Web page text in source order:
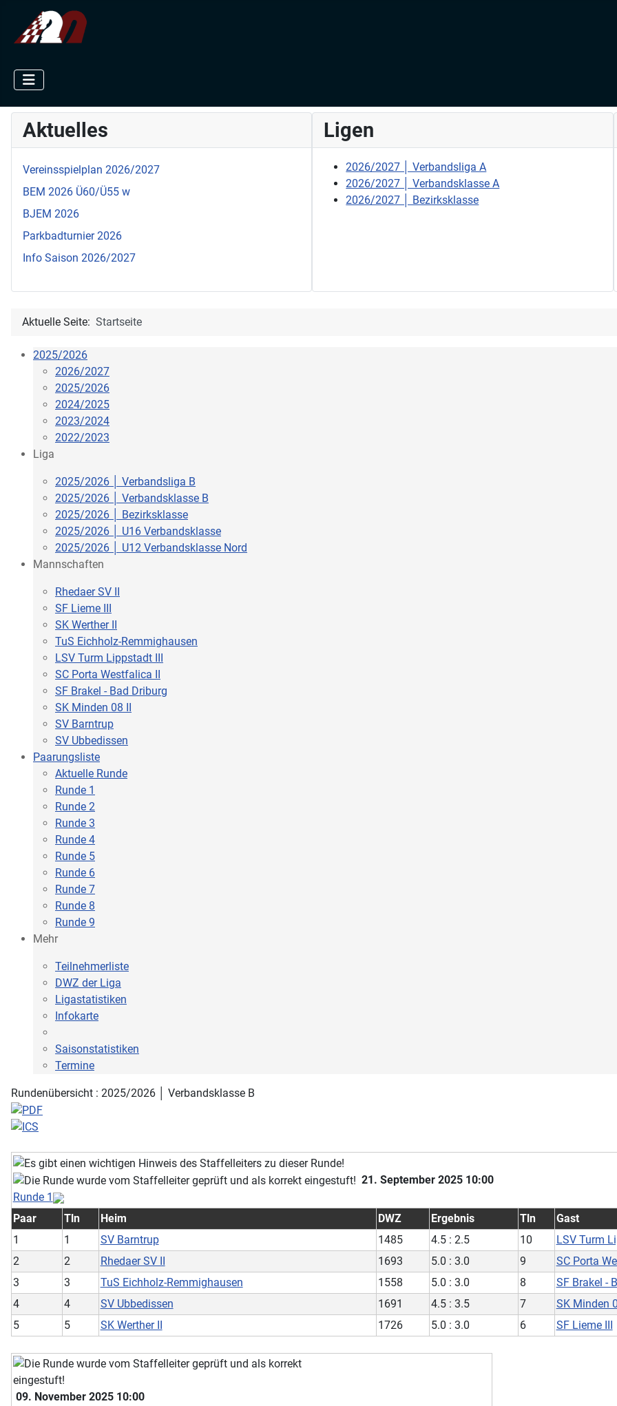
Aktuelles
Vereinsspielplan 2026/2027
BEM 2026 Ü60/Ü55 w
BJEM 2026
Parkbadturnier 2026
Info Saison 2026/2027
Ligen
2026/2027 │ Verbandsliga A
2026/2027 │ Verbandsklasse A
2026/2027 │ Bezirksklasse
Aktuelle Seite: Startseite
2025/2026
2026/2027
2025/2026
2024/2025
2023/2024
2022/2023
Liga
2025/2026 │ Verbandsliga B
2025/2026 │ Verbandsklasse B
2025/2026 │ Bezirksklasse
2025/2026 │ U16 Verbandsklasse
2025/2026 │ U12 Verbandsklasse Nord
Mannschaften
Rhedaer SV II
SF Lieme III
SK Werther II
TuS Eichholz-Remmighausen
LSV Turm Lippstadt III
SC Porta Westfalica II
SF Brakel - Bad Driburg
SK Minden 08 II
SV Barntrup
SV Ubbedissen
Paarungsliste
Aktuelle Runde
Runde 1
Runde 2
Runde 3
Runde 4
Runde 5
Runde 6
Runde 7
Runde 8
Runde 9
Mehr
Teilnehmerliste
DWZ der Liga
Ligastatistiken
Infokarte
Saisonstatistiken
Termine
Rundenübersicht : 2025/2026 │ Verbandsklasse B
21. September 2025 10:00
Runde 1
Paar
Tln Heim DWZ Ergebnis Tln
Gast
1
1 SV Barntrup 1485 4.5 : 2.5 10
LSV Turm
2
2 Rhedaer SV II 1693 5.0 : 3.0 9
SC Porta
3
3 TuS Eichholz-Remmighausen 1558 5.0 : 3.0 8
SF Brakel -
4
4 SV Ubbedissen 1691 4.5 : 3.5 7
SK Minden
5
5 SK Werther II 1726 5.0 : 3.0 6 SF Lieme III
09. November 2025 10:00